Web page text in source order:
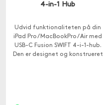
4-in-1 Hub
Udvid funktionaliteten på din
iPad Pro / MacBookPro / Air med
USB-C Fusion SWIFT 4-i-1-hub.
Den er designet og konstrueret